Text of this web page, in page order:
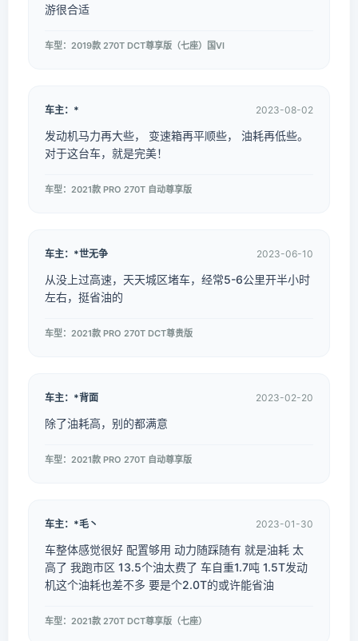
游很合适
车型：2019款 270T DCT尊享版（七座）国VI
车主：* 2023-08-02
发动机马力再大些， 变速箱再平顺些， 油耗再低些。
对于这台车，就是完美！
车型：2021款 PRO 270T 自动尊享版
车主：*世无争 2023-06-10
从没上过高速，天天城区堵车，经常5-6公里开半小时
左右，挺省油的
车型：2021款 PRO 270T DCT尊贵版
车主：*背面 2023-02-20
除了油耗高，别的都满意
车型：2021款 PRO 270T 自动尊享版
车主：*毛丶 2023-01-30
车整体感觉很好 配置够用 动力随踩随有 就是油耗 太
高了 我跑市区 13.5个油太费了 车自重1.7吨 1.5T发动
机这个油耗也差不多 要是个2.0T的或许能省油
车型：2021款 270T DCT尊享版（七座）